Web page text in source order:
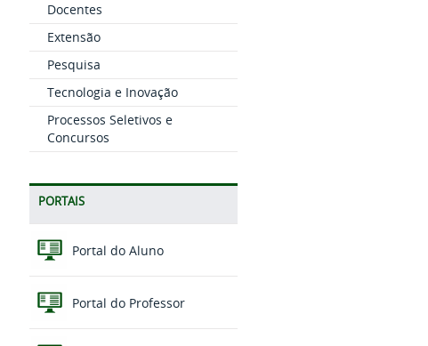
Docentes
Extensão
Pesquisa
Tecnologia e Inovação
Processos Seletivos e
Concursos
PORTAIS
Portal do Aluno
Portal do Professor